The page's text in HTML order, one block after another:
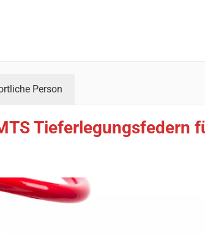
Person
Tieferlegungsfedern